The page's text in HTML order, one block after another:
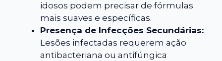
idosos podem precisar de fórmulas
mais suaves e específicas.
Presença de Infecções Secundárias:
Lesões infectadas requerem ação
antibacteriana ou antifúngica